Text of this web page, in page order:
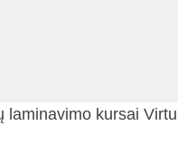
laminavimo kursai